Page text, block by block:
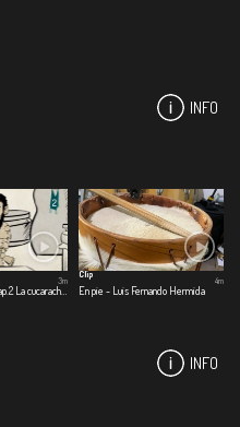
INFO
Gestas en casa - Cap.2 La cucaracha dragón
3m
Clip
En pie - Luis Fernando Hermida
4m
INFO